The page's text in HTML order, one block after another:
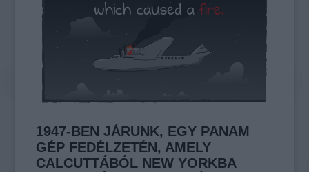
1947-BEN JÁRUNK, EGY PANAM
GÉP FEDÉLZETÉN, AMELY
CALCUTTÁBÓL NEW YORKBA